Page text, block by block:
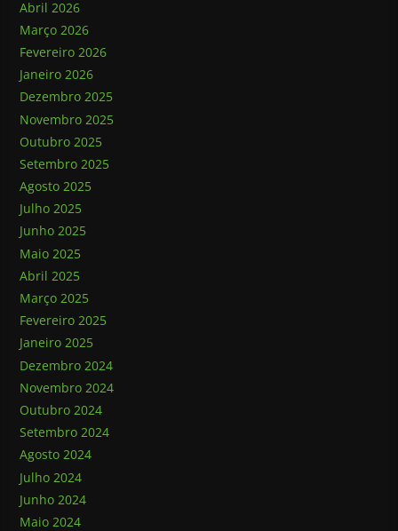
Abril 2026
Março 2026
Fevereiro 2026
Janeiro 2026
Dezembro 2025
Novembro 2025
Outubro 2025
Setembro 2025
Agosto 2025
Julho 2025
Junho 2025
Maio 2025
Abril 2025
Março 2025
Fevereiro 2025
Janeiro 2025
Dezembro 2024
Novembro 2024
Outubro 2024
Setembro 2024
Agosto 2024
Julho 2024
Junho 2024
Maio 2024